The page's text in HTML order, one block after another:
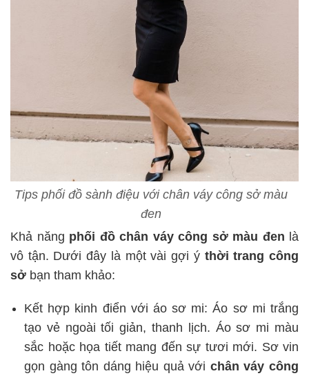
Tips phối đồ sành điệu với chân váy công sở màu
đen
Khả năng phối đồ chân váy công sở màu đen là
vô tận. Dưới đây là một vài gợi ý thời trang công
sở bạn tham khảo:
Kết hợp kinh điển với áo sơ mi: Áo sơ mi trắng
tạo vẻ ngoài tối giản, thanh lịch. Áo sơ mi màu
sắc hoặc họa tiết mang đến sự tươi mới. Sơ vin
gọn gàng tôn dáng hiệu quả với chân váy công